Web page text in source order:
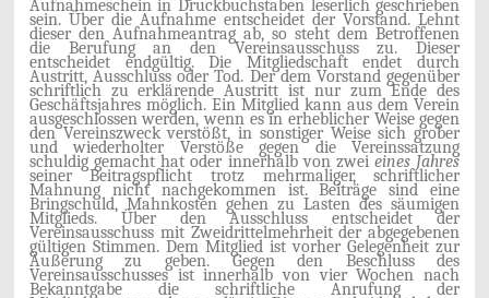
Aufnahmeschein in Druckbuchstaben leserlich geschrieben
sein. Über die Aufnahme entscheidet der Vorstand. Lehnt
dieser den Aufnahmeantrag ab, so steht dem Betroffenen
die Berufung an den Vereinsausschuss zu. Dieser
entscheidet endgültig. Die Mitgliedschaft endet durch
Austritt, Ausschluss oder Tod. Der dem Vorstand gegenüber
schriftlich zu erklärende Austritt ist nur zum Ende des
Geschäftsjahres möglich. Ein Mitglied kann aus dem Verein
ausgeschlossen werden, wenn es in erheblicher Weise gegen
den Vereinszweck verstößt, in sonstiger Weise sich grober
und wiederholter Verstöße gegen die Vereinssatzung
schuldig gemacht hat oder innerhalb von zwei eines Jahres
seiner Beitragspflicht trotz mehrmaliger, schriftlicher
Mahnung nicht nachgekommen ist. Beiträge sind eine
Bringschuld, Mahnkosten gehen zu Lasten des säumigen
Mitglieds. Über den Ausschluss entscheidet der
Vereinsausschuss mit Zweidrittelmehrheit der abgegebenen
gültigen Stimmen. Dem Mitglied ist vorher Gelegenheit zur
Äußerung zu geben. Gegen den Beschluss des
Vereinsausschusses ist innerhalb von vier Wochen nach
Bekanntgabe die schriftliche Anrufung der